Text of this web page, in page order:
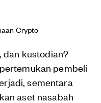
Crypto
dan kustodian?
pembeli
sementara
aset nasabah